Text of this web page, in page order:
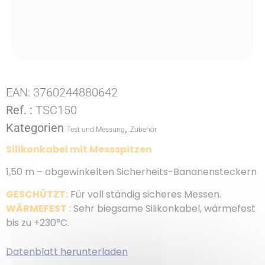
EAN: 3760244880642
Ref. : TSC150
Kategorien Test und Messung, Zubehör
Silikonkabel mit Messspitzen
1,50 m – abgewinkelten Sicherheits-Bananensteckern
GESCHÜTZT: Für voll ständig sicheres Messen.
WÄRMEFEST :Sehr biegsame Silikonkabel, wärmefest
bis zu +230°C.
Datenblatt herunterladen